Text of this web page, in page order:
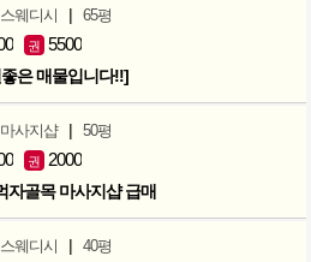
스웨디시 | 65평
권 5500
은 매물입니다!!]
마사지샵 | 50평
권 2000
자골목 마사지샵 급매
스웨디시 | 40평